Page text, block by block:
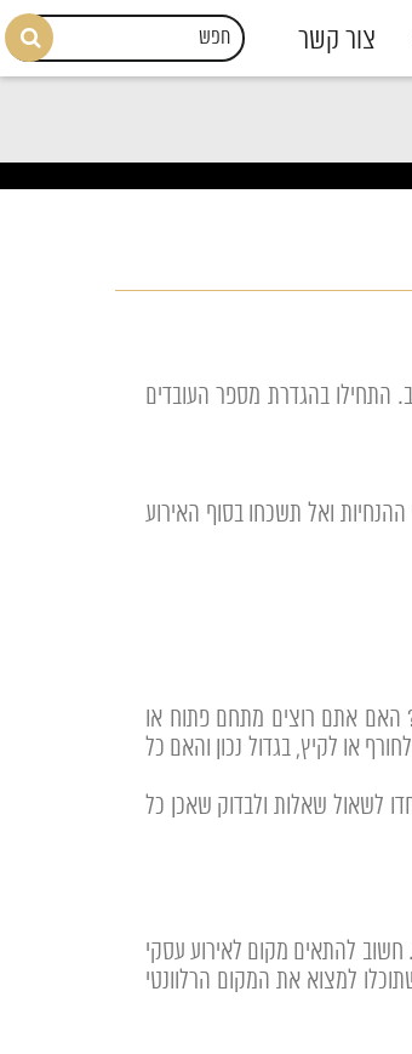
צור קשר
התחילו בהגדרת מספר העובדים
ואל תשכחו בסוף האירוע
האם אתם רוצים מתחם פתוח או
או לקיץ, בגדול נכון והאם כל
לשאול שאלות ולבדוק שאכן כל
להתאים מקום לאירוע עסקי
למצוא את המקום הרלוונטי